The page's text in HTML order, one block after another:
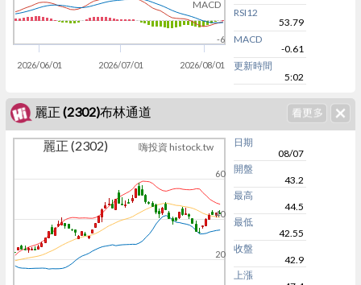
MACD
2026/06/01 2026/07/01 2026/08/01
-6
RSI12
53.79
MACD
-0.61
更新時間
5:02
麗正 (2302)布林通道
麗正 (2302) 嗨投資 histock.tw
20
40
60
日期
08/07
開盤
43.2
最高
44.5
最低
42.55
收盤
42.9
上漲